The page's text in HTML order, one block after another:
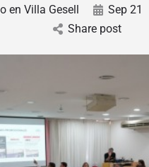
en Villa Gesell
Sep 21
Share post